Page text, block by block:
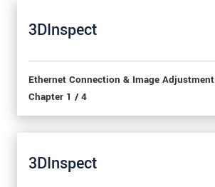
3DInspect
Ethernet Connection & Image Adjustment
Chapter 1 / 4
3DInspect